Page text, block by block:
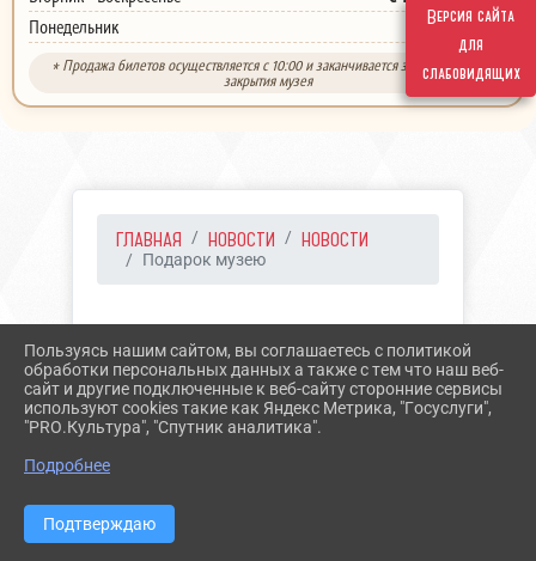
Версия сайта
для
слабовидящих
Понедельник выходной
* Продажа билетов осуществляется с 10:00 и заканчивается за 30 минут до
закрытия музея
ГЛАВНАЯ НОВОСТИ НОВОСТИ
Подарок музею
ПОДАРОК МУЗЕЮ
Пользуясь нашим сайтом, вы соглашаетесь с политикой
обработки персональных данных а также с тем что наш веб-
сайт и другие подключенные к веб-сайту сторонние сервисы
используют cookies такие как Яндекс Метрика, "Госуслуги",
"PRO.Культура", "Спутник аналитика".
Подробнее
Подтверждаю